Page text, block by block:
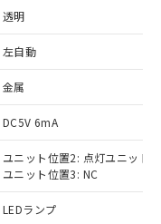
透明
左自動
金属
DC5V 6mA
ユニット位置2: 点灯ユニット
ユニット位置3: NC
LEDランプ